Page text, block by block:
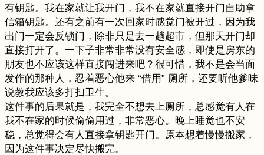
有钥匙。我在家就让我开门，我不在家就直接开门自助拿
信箱钥匙。还有之前有一次回家时感觉门被开过，因为我
出门一定会反锁门，除非只是去一趟超市，但那天开门却
直接打开了。一下子非常非常没有安全感，即使是房东的
朋友也不应该这样直接闯进来吧？很可惜，我不是会当面
发作的那种人，忍着恶心他来 “借用” 厕所，还要听他爹味
说教我应该多打扫卫生。
这件事的后果就是，我完全不想去上厕所，总感觉有人在
我不在家的时候偷偷用过，非常恶心。晚上睡觉也不安
稳，总觉得会有人直接拿钥匙开门。原本想着慢慢搬家，
因为这件事决定尽快搬完。